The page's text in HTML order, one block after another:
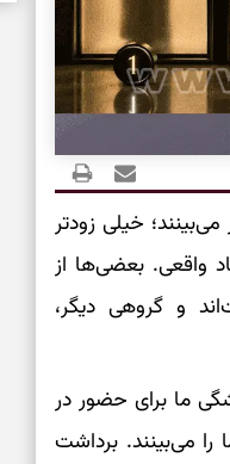
خیلی زودتر
واقعی. بعضی‌ها از
و گروهی دیگر،
ما برای حضور در
می‌بینند. برداشت